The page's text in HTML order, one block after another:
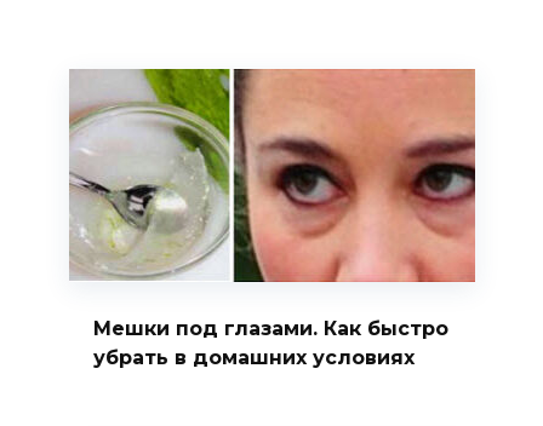
Мешки под глазами. Как быстро
убрать в домашних условиях